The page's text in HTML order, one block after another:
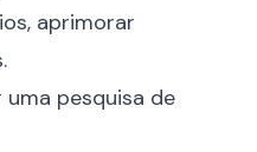
aprimorar
uma pesquisa de